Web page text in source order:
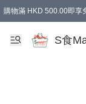
購物滿 HKD 500.00即享
S食